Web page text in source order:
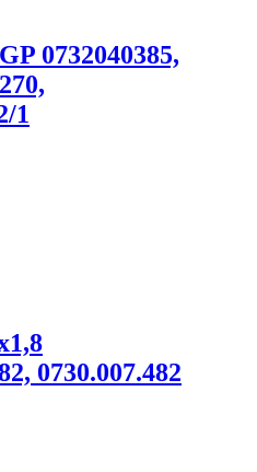
0732040385,
1
0730.007.482